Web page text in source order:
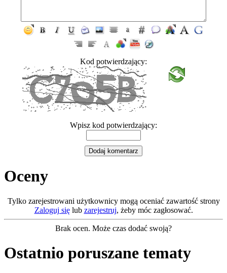
Kod potwierdzający:
Wpisz kod potwierdzający:
Oceny
Tylko zarejestrowani użytkownicy mogą oceniać zawartość strony
Zaloguj sięlub zarejestruj, żeby móc zagłosować.
Brak ocen. Może czas dodać swoją?
Ostatnio poruszane tematy